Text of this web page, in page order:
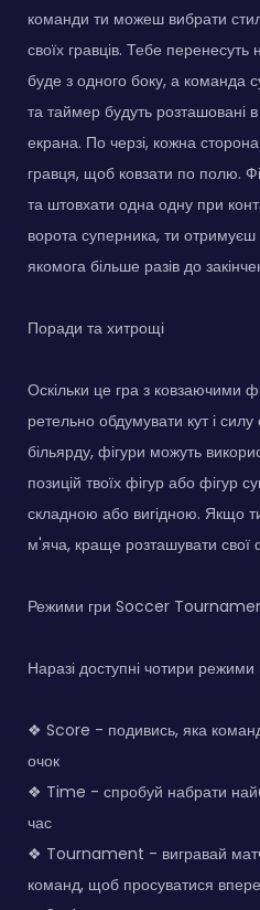
команди ти можеш вибрати
своїх гравців. Тебе
буде з одного боку, а команда
та таймер будуть розташовані
екрана. По черзі, кожна
гравця, щоб ковзати по полю.
та штовхати одна одну при
ворота суперника, ти
якомога більше разів до
Поради та хитрощі
Оскільки це гра з ковзаючими
ретельно обдумувати кут і
більярду, фігури можуть
позицій твоїх фігур або фігур
складною або вигідною. Якщо
м'яча, краще розташувати свої
Режими гри Soccer
Наразі доступні чотири режими
❖ Score - подивись, яка
очок
❖ Time - спробуй набрати
час
❖ Tournament - вигравай
команд, щоб просуватися